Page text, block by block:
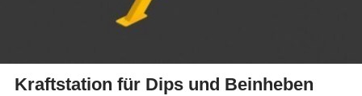
Kraftstation für Dips und Beinheben